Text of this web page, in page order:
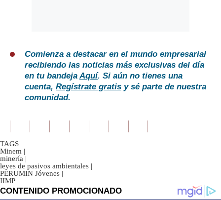
Comienza a destacar en el mundo empresarial
recibiendo las noticias más exclusivas del día
en tu bandejaAquí. Si aún no tienes una
cuenta, Regístrate gratis y sé parte de nuestra
comunidad.
TAGS
Minem |
minería |
leyes de pasivos ambientales |
PERUMIN Jóvenes |
IIMP